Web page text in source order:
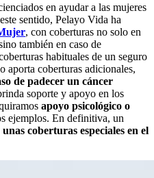
en ayudar a las mujeres
sentido, Pelayo Vida ha
, con coberturas no solo en
también en caso de
habituales de un seguro
aporta coberturas adicionales,
de padecer un cáncer
soporte y apoyo en los
apoyo psicológico o
ejemplos. En definitiva, un
coberturas especiales en el